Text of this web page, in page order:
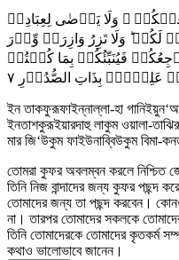
وَلَا یَرۡضٰی لِعِبَادِہِ
وَلَا تَزِرُ وَازِرَۃٌ وِّزۡرَ
فَیُنَبِّئُکُمۡ بِمَا کُنۡتُمۡ
عَلِیۡمٌۢ بِذَاتِ الصُّدُوۡرِ ٧
ইন তাকফুরূফাইন্নাল্লা-হা
ইনতাশকুরূইয়ারদাহু লাকুম ওয়ালা-
মার জি‘উকুম ফাইউনাব্বিউকুম বিমা-
তোমরা কুফর অবলম্বন করলে নিশ্চিত
তিনি নিজ বান্দাদের জন্য কুফর পছন্দ
তোমাদের জন্য তা পছন্দ করবেন।
না। তারপর তোমাদের সকলকে
তিনি তোমাদেরকে তোমাদের কৃতকর্ম
কথাও ভালোভাবে জানেন।